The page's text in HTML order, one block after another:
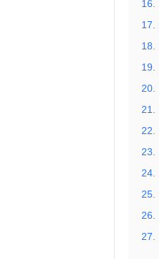
16.
17.
18.
19.
20.
21.
22.
23.
24.
25.
26.
27.